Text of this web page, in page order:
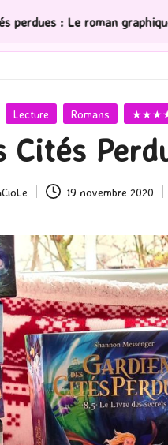
Tome 1 Partie 2
Posted
Lecture Romans
19 novembre 2020